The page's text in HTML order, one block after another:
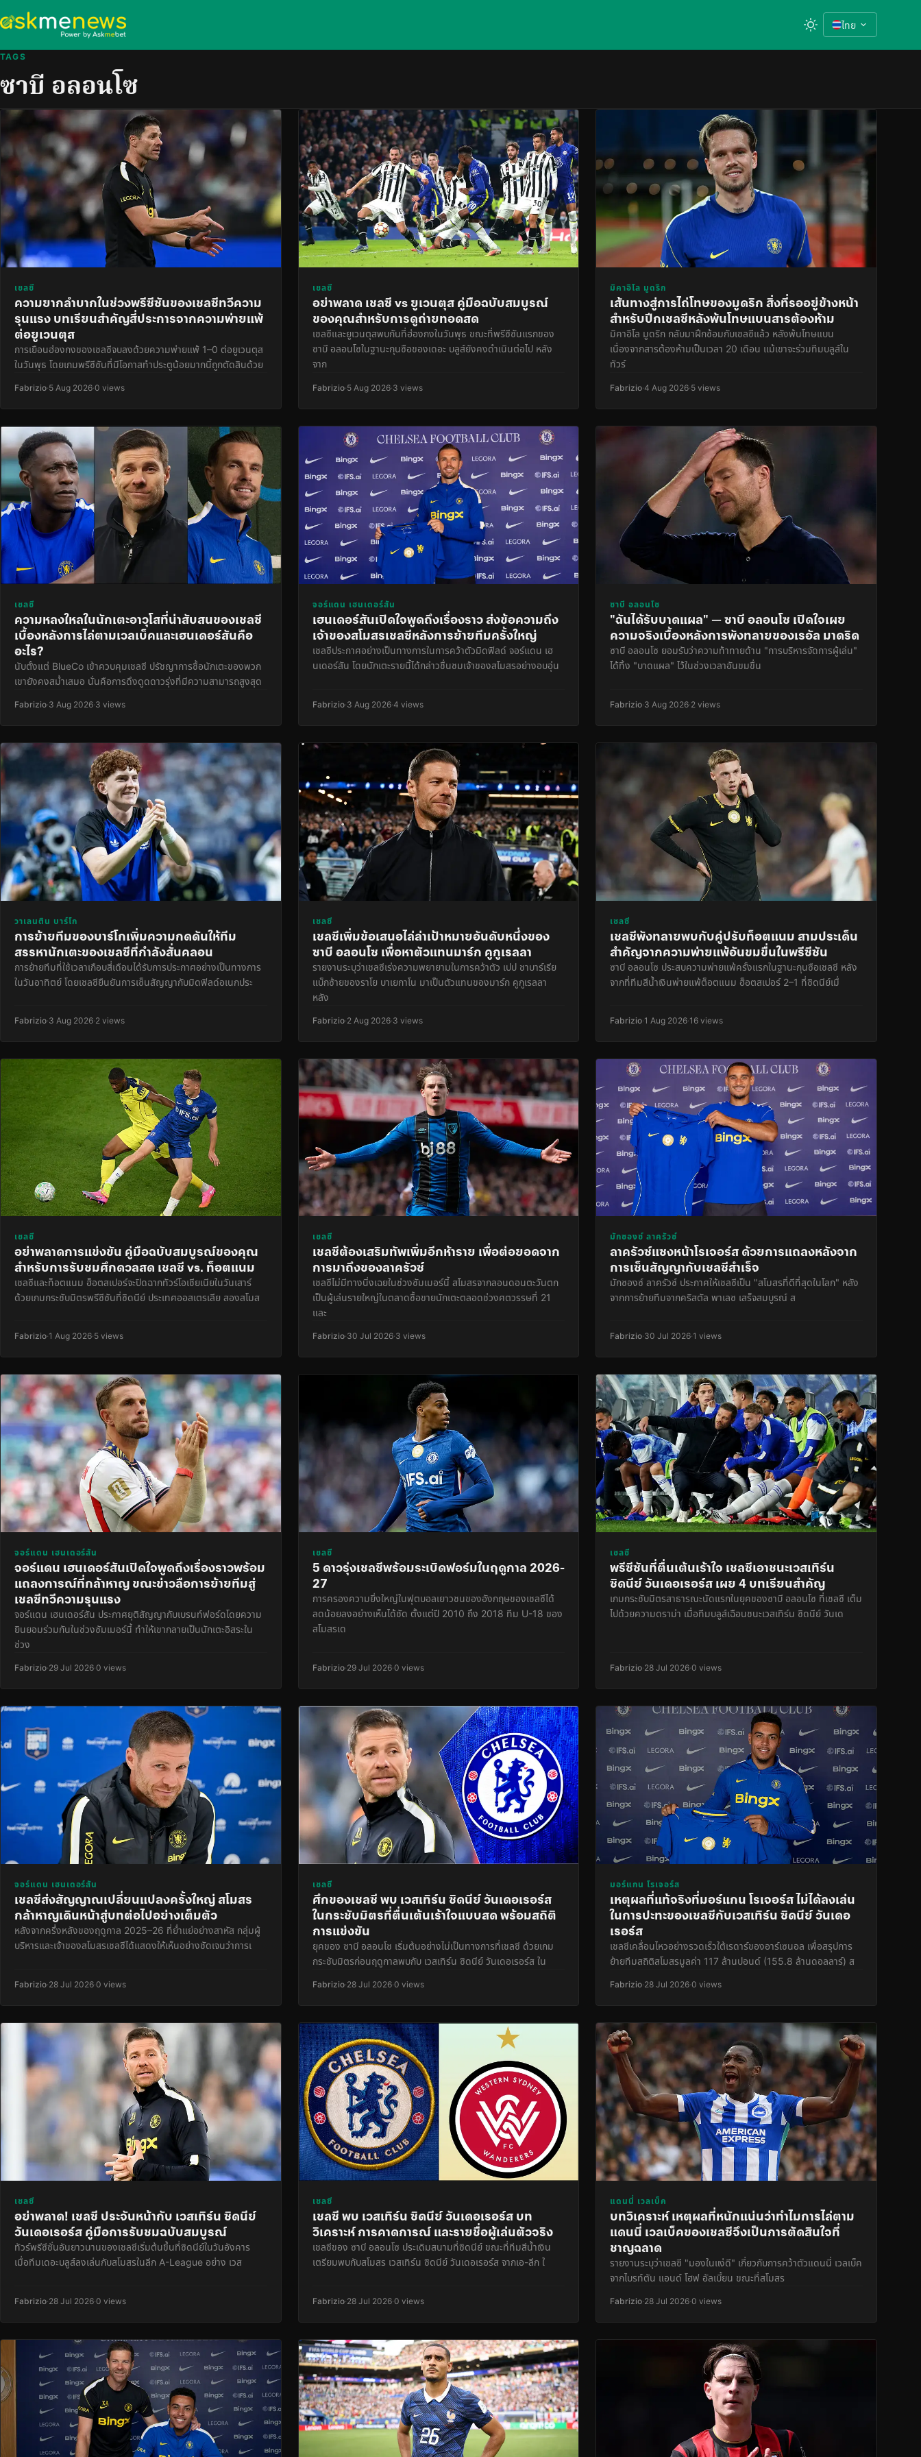
ไทย
TAGS
ซาบี อลอนโซ
เชลซี
ความยากลำบากในช่วงพรีซีซันของเชลซีทวีความ
รุนแรง บทเรียนสำคัญสี่ประการจากความพ่ายแพ้
ต่อยูเวนตุส
การเยือนฮ่องกงของเชลซีจบลงด้วยความพ่ายแพ้ 1–0 ต่อยูเวนตุส
ในวันพุธ โดยเกมพรีซีซันที่มีโอกาสทำประตูน้อยมากนี้ถูกตัดสินด้วย
Fabrizio·5 Aug 2026·0 views
เชลซี
อย่าพลาด เชลซี vs ยูเวนตุส คู่มือฉบับสมบูรณ์
ของคุณสำหรับการดูถ่ายทอดสด
เชลซีและยูเวนตุสพบกันที่ฮ่องกงในวันพุธ ขณะที่พรีซีซันแรกของ
ซาบี อลอนโซในฐานะกุนซือของเดอะ บลูส์ยังคงดำเนินต่อไป หลัง
จาก
Fabrizio·5 Aug 2026·3 views
มิคาอิโล มูดริก
เส้นทางสู่การไถ่โทษของมูดริก สิ่งที่รออยู่ข้างหน้า
สำหรับปีกเชลซีหลังพ้นโทษแบนสารต้องห้าม
มิคาอิโล มูดริก กลับมาฝึกซ้อมกับเชลซีแล้ว หลังพ้นโทษแบน
เนื่องจากสารต้องห้ามเป็นเวลา 20 เดือน แม้เขาจะร่วมทีมบลูส์ใน
ทัวร์
Fabrizio·4 Aug 2026·5 views
เชลซี
ความหลงใหลในนักเตะอาวุโสที่น่าสับสนของเชลซี
เบื้องหลังการไล่ตามเวลเบ็คและเฮนเดอร์สันคือ
อะไร?
นับตั้งแต่ BlueCo เข้าควบคุมเชลซี ปรัชญาการซื้อนักเตะของพวก
เขายังคงสม่ำเสมอ นั่นคือการดึงดูดดาวรุ่งที่มีความสามารถสูงสุด
Fabrizio·3 Aug 2026·3 views
จอร์แดน เฮนเดอร์สัน
เฮนเดอร์สันเปิดใจพูดถึงเรื่องราว ส่งข้อความถึง
เจ้าของสโมสรเชลซีหลังการย้ายทีมครั้งใหญ่
เชลซีประกาศอย่างเป็นทางการในการคว้าตัวมิดฟิลด์ จอร์แดน เฮ
นเดอร์สัน โดยนักเตะรายนี้ได้กล่าวชื่นชมเจ้าของสโมสรอย่างอบอุ่น
Fabrizio·3 Aug 2026·4 views
ซาบี อลอนโซ
"ฉันได้รับบาดแผล" — ซาบี อลอนโซ เปิดใจเผย
ความจริงเบื้องหลังการพังทลายของเรอัล มาดริด
ซาบี อลอนโซ ยอมรับว่าความท้าทายด้าน "การบริหารจัดการผู้เล่น"
ได้ทิ้ง "บาดแผล" ไว้ในช่วงเวลาอันขมขื่น
Fabrizio·3 Aug 2026·2 views
วาเลนติน บาร์โก
การย้ายทีมของบาร์โกเพิ่มความกดดันให้ทีม
สรรหานักเตะของเชลซีที่กำลังสั่นคลอน
การย้ายทีมที่ใช้เวลาเกือบสี่เดือนได้รับการประกาศอย่างเป็นทางการ
ในวันอาทิตย์ โดยเชลซียืนยันการเซ็นสัญญากับมิดฟิลด์อเนกประ
Fabrizio·3 Aug 2026·2 views
เชลซี
เชลซีเพิ่มข้อเสนอไล่ล่าเป้าหมายอันดับหนึ่งของ
ซาบี อลอนโซ เพื่อหาตัวแทนมาร์ก คูกูเรลลา
รายงานระบุว่าเชลซีเร่งความพยายามในการคว้าตัว เปป ชาบาร์เรีย
แบ็กซ้ายของราโย บาเยกาโน มาเป็นตัวแทนของมาร์ก คูกูเรลลา
หลัง
Fabrizio·2 Aug 2026·3 views
เชลซี
เชลซีพังทลายพบกับคู่ปรับท็อตแนม สามประเด็น
สำคัญจากความพ่ายแพ้อันขมขื่นในพรีซีซัน
ซาบี อลอนโซ ประสบความพ่ายแพ้ครั้งแรกในฐานะกุนซือเชลซี หลัง
จากที่ทีมสีน้ำเงินพ่ายแพ้ต็อตแนม ฮ็อตสเปอร์ 2–1 ที่ซิดนีย์เมื่
Fabrizio·1 Aug 2026·16 views
เชลซี
อย่าพลาดการแข่งขัน คู่มือฉบับสมบูรณ์ของคุณ
สำหรับการรับชมศึกดวลสด เชลซี vs. ท็อตแนม
เชลซีและท็อตแนม ฮ็อตสเปอร์จะปิดฉากทัวร์โอเชียเนียในวันเสาร์
ด้วยเกมกระชับมิตรพรีซีซันที่ซิดนีย์ ประเทศออสเตรเลีย สองสโมส
Fabrizio·1 Aug 2026·5 views
เชลซี
เชลซีต้องเสริมทัพเพิ่มอีกห้าราย เพื่อต่อยอดจาก
การมาถึงของลาครัวซ์
เชลซีไม่มีทางนิ่งเฉยในช่วงซัมเมอร์นี้ สโมสรจากลอนดอนตะวันตก
เป็นผู้เล่นรายใหญ่ในตลาดซื้อขายนักเตะตลอดช่วงศตวรรษที่ 21
และ
Fabrizio·30 Jul 2026·3 views
มักซองซ์ ลาครัวซ์
ลาครัวซ์แซงหน้าโรเจอร์ส ด้วยการแถลงหลังจาก
การเซ็นสัญญากับเชลซีสำเร็จ
มักซองซ์ ลาครัวซ์ ประกาศให้เชลซีเป็น "สโมสรที่ดีที่สุดในโลก" หลัง
จากการย้ายทีมจากคริสตัล พาเลซ เสร็จสมบูรณ์ ส
Fabrizio·30 Jul 2026·1 views
จอร์แดน เฮนเดอร์สัน
จอร์แดน เฮนเดอร์สันเปิดใจพูดถึงเรื่องราวพร้อม
แถลงการณ์ที่กล้าหาญ ขณะข่าวลือการย้ายทีมสู่
เชลซีทวีความรุนแรง
จอร์แดน เฮนเดอร์สัน ประกาศยุติสัญญากับเบรนท์ฟอร์ดโดยความ
ยินยอมร่วมกันในช่วงซัมเมอร์นี้ ทำให้เขากลายเป็นนักเตะอิสระใน
ช่วง
Fabrizio·29 Jul 2026·0 views
เชลซี
5 ดาวรุ่งเชลซีพร้อมระเบิดฟอร์มในฤดูกาล 2026-
27
การครองความยิ่งใหญ่ในฟุตบอลเยาวชนของอังกฤษของเชลซีได้
ลดน้อยลงอย่างเห็นได้ชัด ตั้งแต่ปี 2010 ถึง 2018 ทีม U-18 ของ
สโมสรเด
Fabrizio·29 Jul 2026·0 views
เชลซี
พรีซีซันที่ตื่นเต้นเร้าใจ เชลซีเอาชนะเวสเทิร์น
ซิดนีย์ วันเดอเรอร์ส เผย 4 บทเรียนสำคัญ
เกมกระชับมิตรสาธารณะนัดแรกในยุคของซาบี อลอนโซ ที่เชลซี เต็ม
ไปด้วยความดราม่า เมื่อทีมบลูส์เฉือนชนะเวสเทิร์น ซิดนีย์ วันเด
Fabrizio·28 Jul 2026·0 views
จอร์แดน เฮนเดอร์สัน
เชลซีส่งสัญญาณเปลี่ยนแปลงครั้งใหญ่ สโมสร
กล้าหาญเดินหน้าสู่บทต่อไปอย่างเต็มตัว
หลังจากครึ่งหลังของฤดูกาล 2025–26 ที่ย่ำแย่อย่างสาหัส กลุ่มผู้
บริหารและเจ้าของสโมสรเชลซีได้แสดงให้เห็นอย่างชัดเจนว่าการเ
Fabrizio·28 Jul 2026·0 views
เชลซี
ศึกของเชลซี พบ เวสเทิร์น ซิดนีย์ วันเดอเรอร์ส
ในกระชับมิตรที่ตื่นเต้นเร้าใจแบบสด พร้อมสถิติ
การแข่งขัน
ยุคของ ซาบี อลอนโซ เริ่มต้นอย่างไม่เป็นทางการที่เชลซี ด้วยเกม
กระชับมิตรก่อนฤดูกาลพบกับ เวสเทิร์น ซิดนีย์ วันเดอเรอร์ส ใน
Fabrizio·28 Jul 2026·0 views
มอร์แกน โรเจอร์ส
เหตุผลที่แท้จริงที่มอร์แกน โรเจอร์ส ไม่ได้ลงเล่น
ในการปะทะของเชลซีกับเวสเทิร์น ซิดนีย์ วันเดอ
เรอร์ส
เชลซีเคลื่อนไหวอย่างรวดเร็วใต้เรดาร์ของอาร์เซนอล เพื่อสรุปการ
ย้ายทีมสถิติสโมสรมูลค่า 117 ล้านปอนด์ (155.8 ล้านดอลลาร์) ส
Fabrizio·28 Jul 2026·0 views
เชลซี
อย่าพลาด! เชลซี ประจันหน้ากับ เวสเทิร์น ซิดนีย์
วันเดอเรอร์ส คู่มือการรับชมฉบับสมบูรณ์
ทัวร์พรีซีซั่นอันยาวนานของเชลซีเริ่มต้นขึ้นที่ซิดนีย์ในวันอังคาร
เมื่อทีมเดอะบลูส์ลงเล่นกับสโมสรในลีก A-League อย่าง เวส
Fabrizio·28 Jul 2026·0 views
เชลซี
เชลซี พบ เวสเทิร์น ซิดนีย์ วันเดอเรอร์ส บท
วิเคราะห์ การคาดการณ์ และรายชื่อผู้เล่นตัวจริง
เชลซีของ ซาบี อลอนโซ ประเดิมสนามที่ซิดนีย์ ขณะที่ทีมสีน้ำเงิน
เตรียมพบกับสโมสร เวสเทิร์น ซิดนีย์ วันเดอเรอร์ส จากเอ-ลีก ใ
Fabrizio·28 Jul 2026·0 views
แดนนี่ เวลเบ็ค
บทวิเคราะห์ เหตุผลที่หนักแน่นว่าทำไมการไล่ตาม
แดนนี่ เวลเบ็คของเชลซีจึงเป็นการตัดสินใจที่
ชาญฉลาด
รายงานระบุว่าเชลซี "มองในแง่ดี" เกี่ยวกับการคว้าตัวแดนนี่ เวลเบ็ค
จากไบรท์ตัน แอนด์ โฮฟ อัลเบี้ยน ขณะที่สโมสร
Fabrizio·28 Jul 2026·0 views